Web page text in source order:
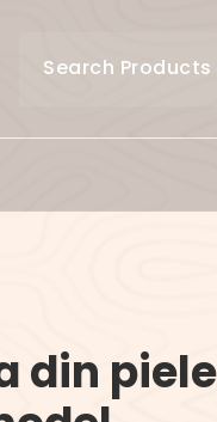
din piele